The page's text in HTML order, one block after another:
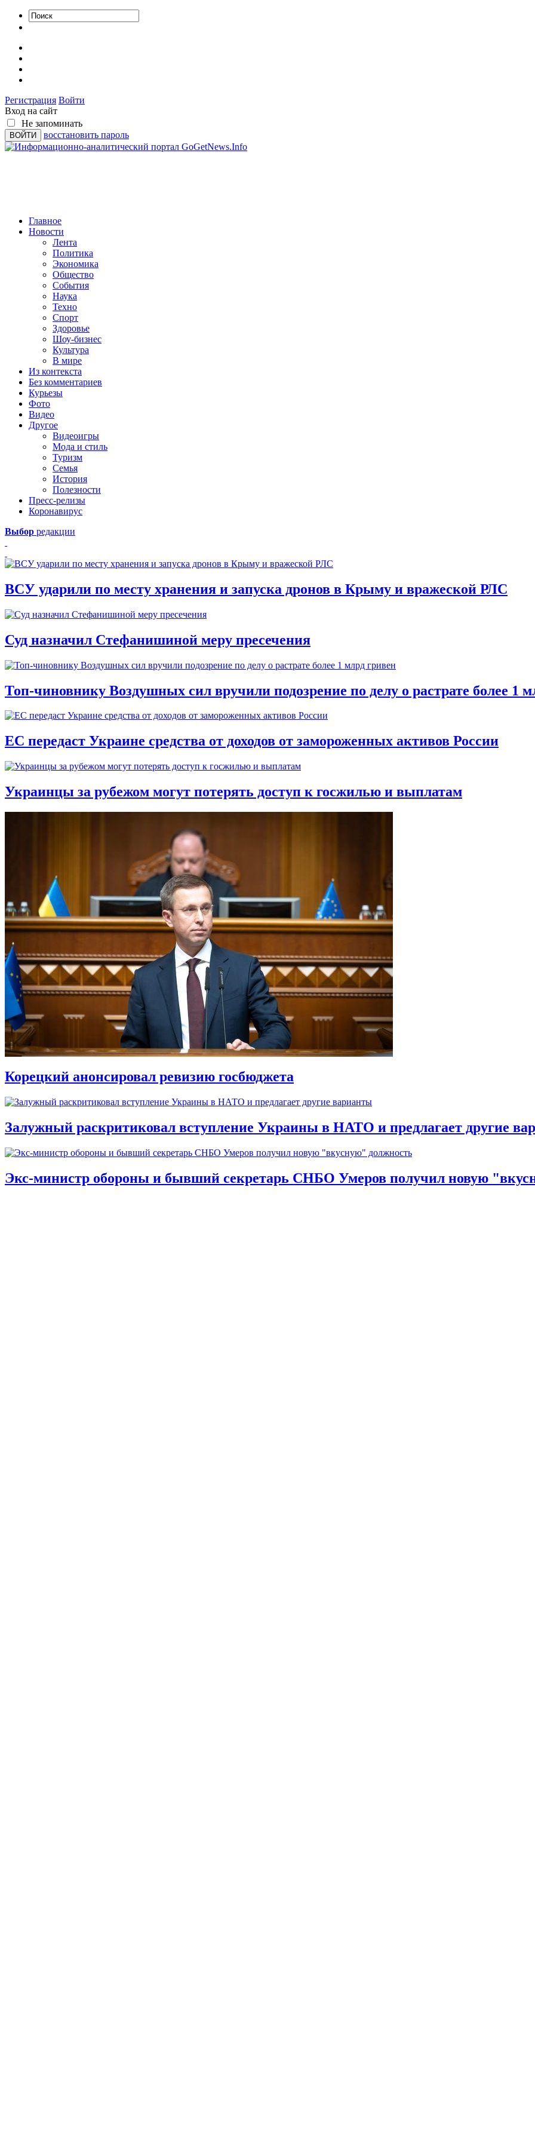
Регистрация Войти
Вход на сайт
Не запоминать
восстановить пароль
Главное
Новости
Лента
Политика
Экономика
Общество
События
Наука
Техно
Спорт
Здоровье
Шоу-бизнес
Культура
В мире
Из контекста
Без комментариев
Курьезы
Фото
Видео
Другое
Видеоигры
Мода и стиль
Туризм
Семья
История
Полезности
Пресс-релизы
Коронавирус
Выбор редакции
ВСУ ударили по месту хранения и запуска дронов в Крыму и вражеской РЛС
Суд назначил Стефанишиной меру пресечения
Топ-чиновнику Воздушных сил вручили подозрение по делу о растрате более 1
ЕС передаст Украине средства от доходов от замороженных активов России
Украинцы за рубежом могут потерять доступ к госжилью и выплатам
Корецкий анонсировал ревизию госбюджета
Залужный раскритиковал вступление Украины в НАТО и предлагает другие
Экс-министр обороны и бывший секретарь СНБО Умеров получил новую